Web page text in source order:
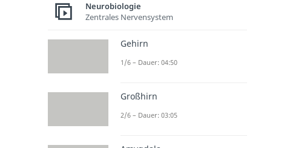
Neurobiologie
Zentrales Nervensystem
Gehirn
1/6 – Dauer: 04:50
Großhirn
2/6 – Dauer: 03:05